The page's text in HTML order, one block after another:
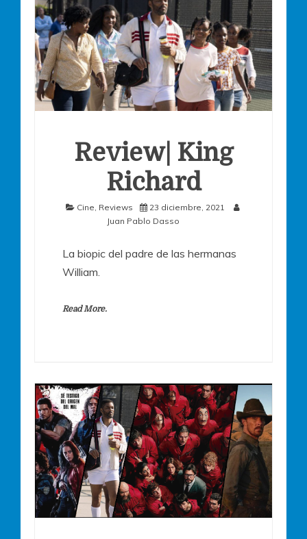
Review| King
Richard
Cine Reviews
23 diciembre, 2021
Juan Pablo Dasso
La biopic del padre de las hermanas
William.
Read More.